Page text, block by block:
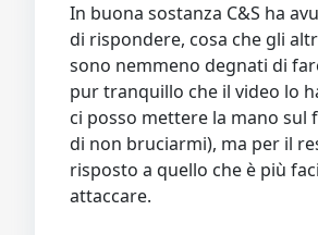
In buona sostanza C&S ha
di rispondere, cosa che gli
sono nemmeno degnati di
pur tranquillo che il video lo
ci posso mettere la mano sul
di non bruciarmi), ma per il
risposto a quello che è più
attaccare.